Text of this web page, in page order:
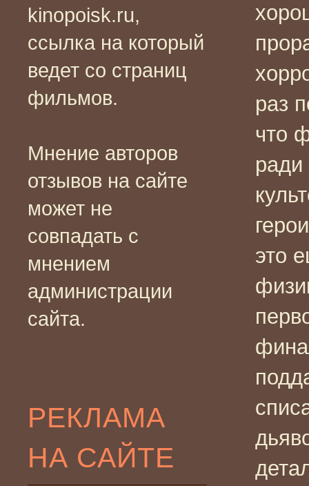
kinopoisk.ru,
ссылка на который
ведет со страниц
фильмов.
Мнение авторов
отзывов на сайте
может не
совпадать с
мнением
администрации
сайта.
РЕКЛАМА
НА САЙТЕ
раз
что
это